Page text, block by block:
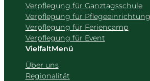
Verpflegung für Ganztagsschule
Verpflegung für Pflegeeinrichtung
Verpflegung für Feriencamp
Verpflegung für Event
VielfaltMenü
Über uns
Regionalität